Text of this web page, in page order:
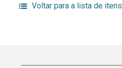
Voltar para a lista de itens